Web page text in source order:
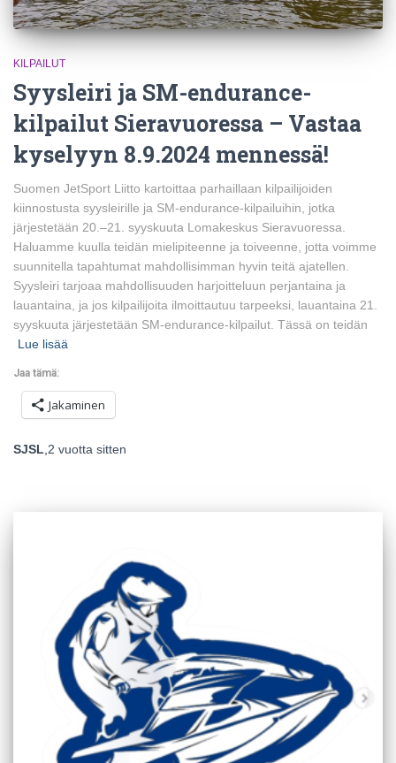
KILPAILUT
Syysleiri ja SM-endurance-
kilpailut Sieravuoressa – Vastaa
kyselyyn 8.9.2024 mennessä!
Suomen JetSport Liitto kartoittaa parhaillaan kilpailijoiden
kiinnostusta syysleirille ja SM-endurance-kilpailuihin, jotka
järjestetään 20.–21. syyskuuta Lomakeskus Sieravuoressa.
Haluamme kuulla teidän mielipiteenne ja toiveenne, jotta voimme
suunnitella tapahtumat mahdollisimman hyvin teitä ajatellen.
Syysleiri tarjoaa mahdollisuuden harjoitteluun perjantaina ja
lauantaina, ja jos kilpailijoita ilmoittautuu tarpeeksi, lauantaina 21.
syyskuuta järjestetään SM-endurance-kilpailut. Tässä on teidän
Lue lisää
Jaa tämä:
Jakaminen
SJSL 2 vuotta sitten